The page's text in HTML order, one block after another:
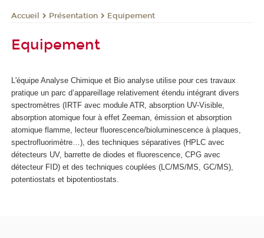
Accueil Présentation Equipement
Equipement
L'équipe Analyse Chimique et Bio analyse utilise pour ces travaux
pratique un parc d’appareillage relativement étendu intégrant divers
spectromètres (IRTF avec module ATR, absorption UV-Visible,
absorption atomique four à effet Zeeman, émission et absorption
atomique flamme, lecteur fluorescence/bioluminescence à plaques,
spectrofluorimètre…), des techniques séparatives (HPLC avec
détecteurs UV, barrette de diodes et fluorescence, CPG avec
détecteur FID) et des techniques couplées (LC/MS/MS, GC/MS),
potentiostats et bipotentiostats.